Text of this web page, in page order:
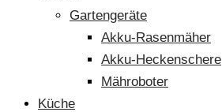
Gartengeräte
Akku-Rasenmäher
Akku-Heckenschere
Mähroboter
Küche